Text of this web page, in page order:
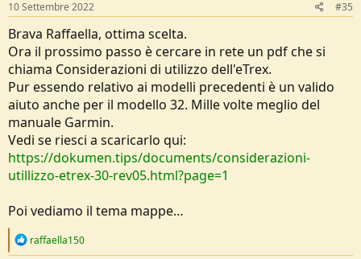
10 Settembre 2022 #35
Brava Raffaella, ottima scelta.
Ora il prossimo passo è cercare in rete un pdf che si
chiama Considerazioni di utilizzo dell'eTrex.
Pur essendo relativo ai modelli precedenti è un valido
aiuto anche per il modello 32. Mille volte meglio del
manuale Garmin.
Vedi se riesci a scaricarlo qui:
https://dokumen.tips/documents/considerazioni-
utillizzo-etrex-30-rev05.html?page=1
Poi vediamo il tema mappe…
R
raffaella150